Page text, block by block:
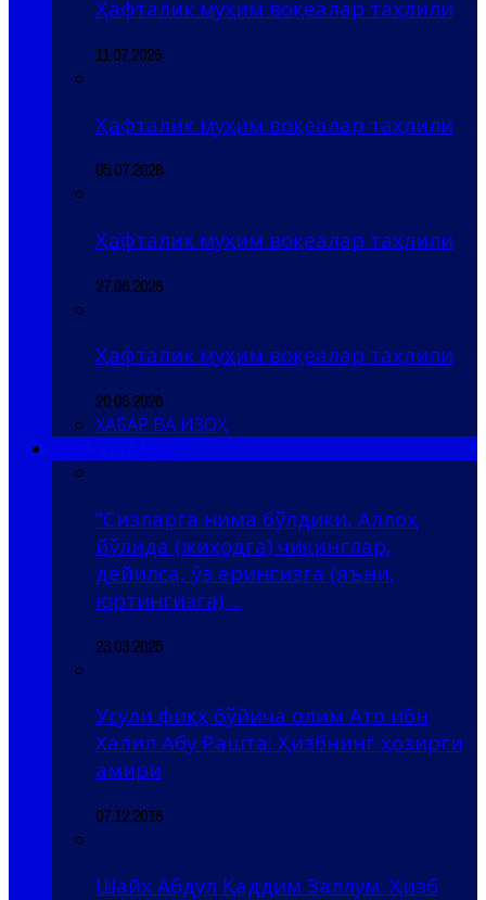
Ҳафталик муҳим воқеалар таҳлили
11.07.2026
Ҳафталик муҳим воқеалар таҳлили
05.07.2026
Ҳафталик муҳим воқеалар таҳлили
27.06.2026
Ҳафталик муҳим воқеалар таҳлили
20.06.2026
ХАБАР ВА ИЗОҲ
“Сизларга нима бўлдики, Аллоҳ
йўлида (жиҳодга) чиқинглар,
дейилса, ўз ерингизга (яъни,
юртингизга) ...
23.03.2025
Усули фиқҳ бўйича олим Ато ибн
Халил Абу Рашта: Ҳизбнинг ҳозирги
амири
07.12.2016
Шайх Абдул Қаддим Заллум: Ҳизб